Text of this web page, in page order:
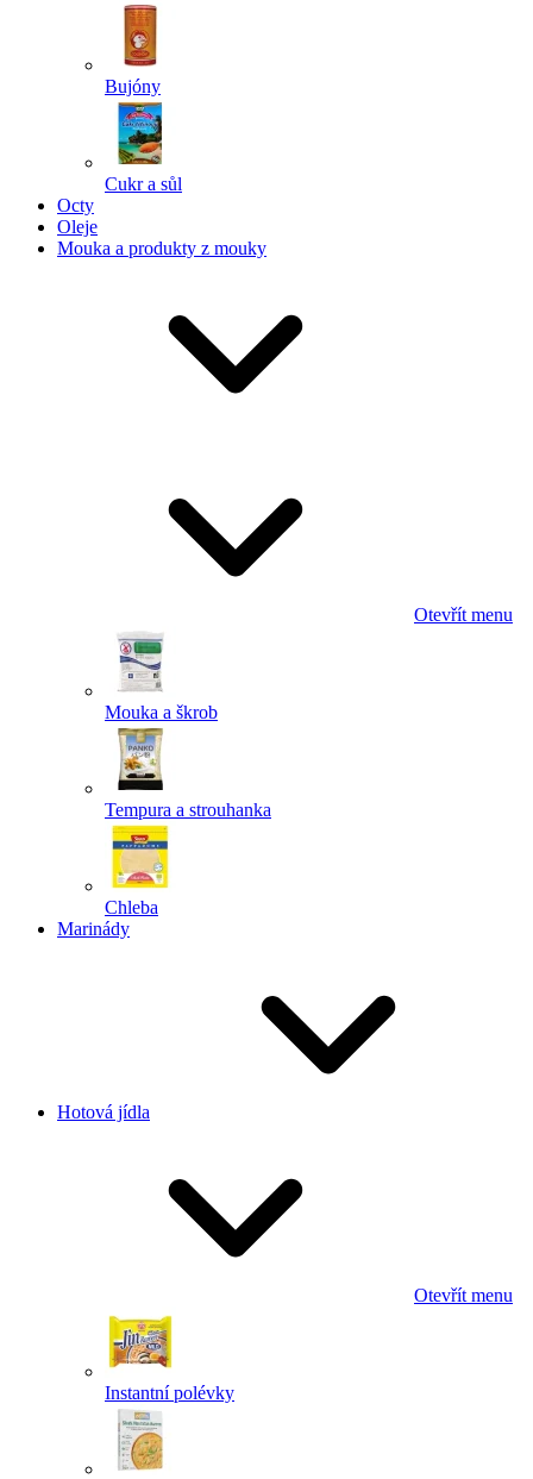
Bujóny
Cukr a sůl
Octy
Oleje
Mouka a produkty z mouky
Otevřít menu
Mouka a škrob
Tempura a strouhanka
Chleba
Marinády
Hotová jídla
Otevřít menu
Instantní polévky
Powered by chaterimo